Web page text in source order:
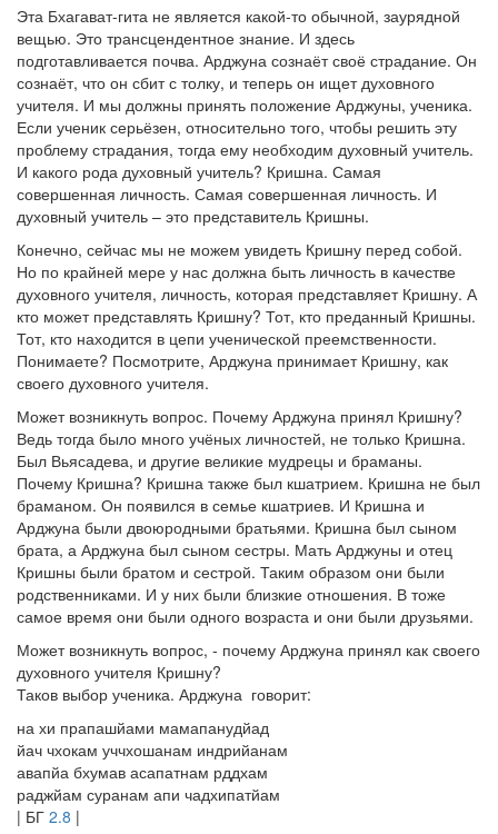
Эта Бхагават-гита не является какой-то обычной, заурядной
вещью. Это трансцендентное знание. И здесь
подготавливается почва. Арджуна сознаёт своё страдание. Он
сознаёт, что он сбит с толку, и теперь он ищет духовного
учителя. И мы должны принять положение Арджуны, ученика.
Если ученик серьёзен, относительно того, чтобы решить эту
проблему страдания, тогда ему необходим духовный учитель.
И какого рода духовный учитель? Кришна. Самая
совершенная личность. Самая совершенная личность. И
духовный учитель – это представитель Кришны.
Конечно, сейчас мы не можем увидеть Кришну перед собой.
Но по крайней мере у нас должна быть личность в качестве
духовного учителя, личность, которая представляет Кришну. А
кто может представлять Кришну? Тот, кто преданный Кришны.
Тот, кто находится в цепи ученической преемственности.
Понимаете? Посмотрите, Арджуна принимает Кришну, как
своего духовного учителя.
Может возникнуть вопрос. Почему Арджуна принял Кришну?
Ведь тогда было много учёных личностей, не только Кришна.
Был Вьясадева, и другие великие мудрецы и браманы.
Почему Кришна? Кришна также был кшатрием. Кришна не был
браманом. Он появился в семье кшатриев. И Кришна и
Арджуна были двоюродными братьями. Кришна был сыном
брата, а Арджуна был сыном сестры. Мать Арджуны и отец
Кришны были братом и сестрой. Таким образом они были
родственниками. И у них были близкие отношения. В тоже
самое время они были одного возраста и они были друзьями.
Может возникнуть вопрос, - почему Арджуна принял как своего
духовного учителя Кришну?
Таков выбор ученика. Арджуна говорит:
на хи прапашйами мамапанудйад
йач чхокам уччхошанам индрийанам
авапйа бхумав асапатнам рддхам
раджйам суранам апи чадхипатйам
| БГ 2.8 |